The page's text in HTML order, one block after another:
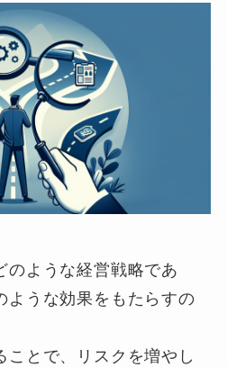
のような経営戦略であ
ような効果をもたらすの
ことで、リスクを増やし